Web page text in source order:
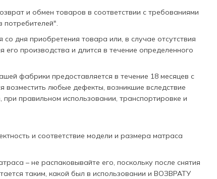
и обмен товаров в соответствии с требованиями
дня приобретения товара или, в случае отсутствия
производства и длится в течение определенного
фабрики предоставляется в течение 18 месяцев с
любые дефекты, возникшие вследствие
при правильном использовании, транспортировке и
и соответствие модели и размера матраса
– не распаковывайте его, поскольку после снятия
таким, какой был в использовании и ВОЗВРАТУ